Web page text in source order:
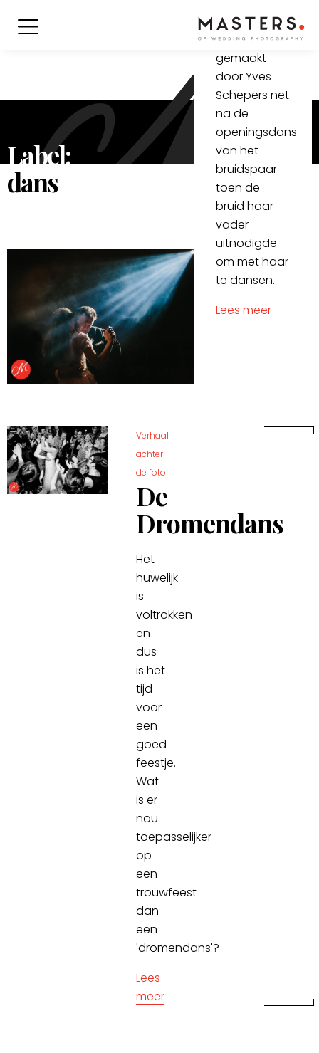
Label:
dans
Deze foto is
gemaakt
door Yves
Schepers net
na de
openingsdans
van het
bruidspaar
toen de
bruid haar
vader
uitnodigde
om met haar
te dansen.
Lees meer
Verhaal
achter
de foto
De
Dromendans
Het
huwelijk
is
voltrokken
en
dus
is het
tijd
voor
een
goed
feestje.
Wat
is er
nou
toepasselijker
op
een
trouwfeest
dan
een
'dromendans'?
Lees
meer